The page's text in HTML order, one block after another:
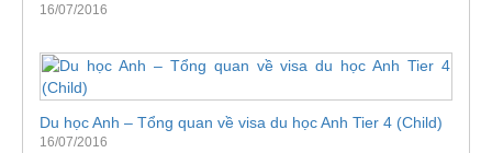
16/07/2016
Du học Anh – Tổng quan về visa du học Anh Tier 4 (Child)
16/07/2016